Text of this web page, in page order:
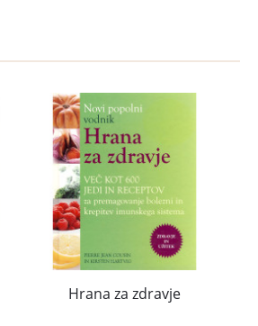
Hrana za zdravje